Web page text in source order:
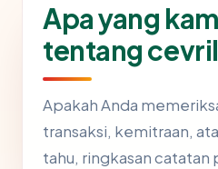
Apa yang
tentang
Apakah Anda
transaksi, kemitraan,
tahu, ringkasan catatan